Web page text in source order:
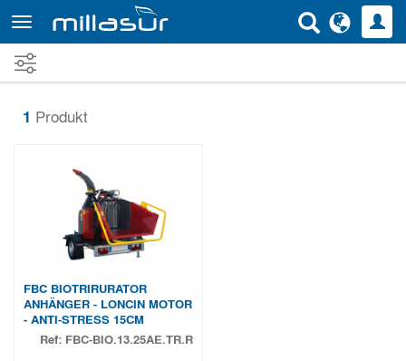
zum
Inhalt
1 Produkt
FBC BIOTRIRURATOR
ANHÄNGER - LONCIN MOTOR
- ANTI-STRESS 15CM
Ref: FBC-BIO.13.25AE.TR.R